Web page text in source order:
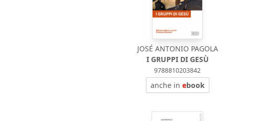
JOSÉ ANTONIO PAGOLA
I GRUPPI DI GESÙ
9788810203842
anche in ebook